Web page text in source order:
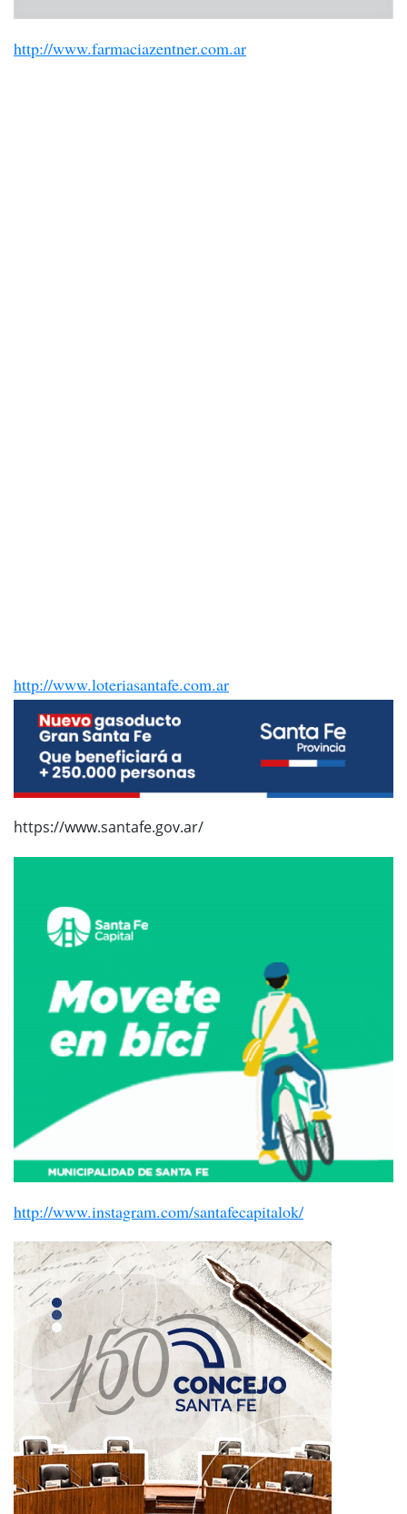
http://www.farmaciazentner.com.ar
http://www.loteriasantafe.com.ar
https://www.santafe.gov.ar/
http://www.instagram.com/santafecapitalok/